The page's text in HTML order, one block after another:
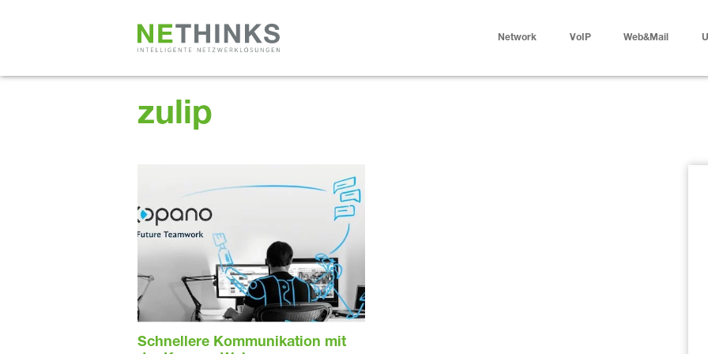
Network VoIP Web&Mail
zulip
Schnellere Kommunikation mit